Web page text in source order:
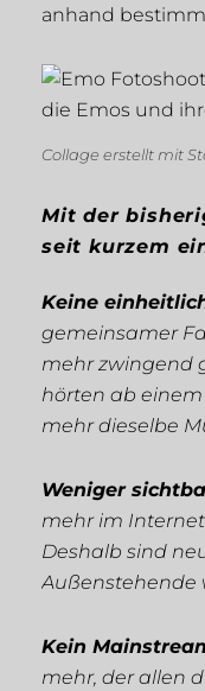
anhand
Collage erstellt mit
Mit der
seit kurzem
Keine
gemeinsamer
mehr zwingend
hörten ab
mehr dieselbe
Weniger
mehr im
Deshalb sind
Außenstehende
Kein
mehr, der allen